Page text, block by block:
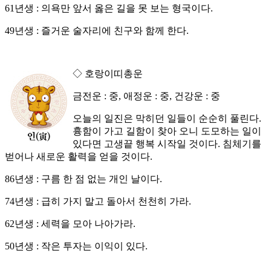
61년생 : 의욕만 앞서 옳은 길을 못 보는 형국이다.
49년생 : 즐거운 술자리에 친구와 함께 한다.
◇ 호랑이띠총운
금전운 : 중, 애정운 : 중, 건강운 : 중
오늘의 일진은 막히던 일들이 순순히 풀린다.
흉함이 가고 길함이 찾아 오니 도모하는 일이
있다면 고생끝 행복 시작일 것이다. 침체기를
벋어나 새로운 활력을 얻을 것이다.
86년생 : 구름 한 점 없는 개인 날이다.
74년생 : 급히 가지 말고 돌아서 천천히 가라.
62년생 : 세력을 모아 나아가라.
50년생 : 작은 투자는 이익이 있다.